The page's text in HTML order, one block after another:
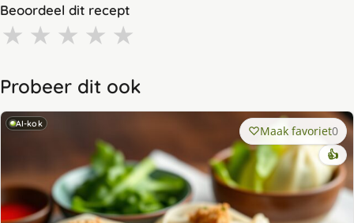
Beoordeel dit recept
★ ★ ★ ★ ★
Probeer dit ook
AI-kok Maak favoriet0
👍